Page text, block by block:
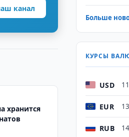
канал
хранится
Больше
КУРСЫ
USD
EUR
RUB